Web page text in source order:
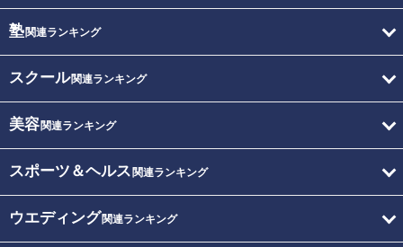
塾関連ランキング
スクール関連ランキング
美容関連ランキング
スポーツ＆ヘルス 関連ランキング
ウエディング関連ランキング